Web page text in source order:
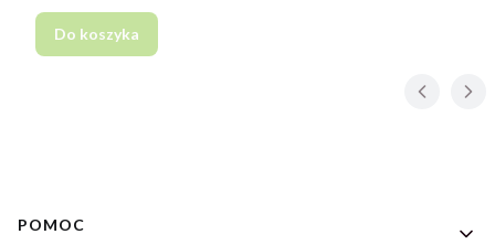
Do koszyka
Linki w stopce
POMOC